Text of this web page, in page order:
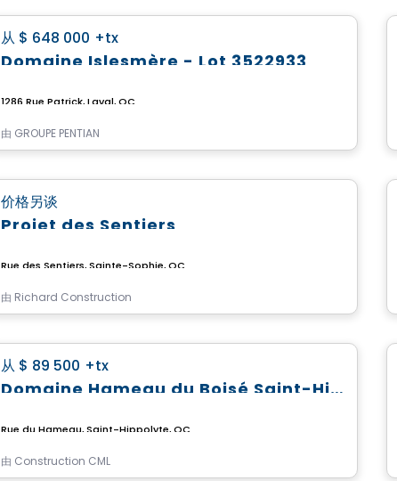
从 $ 648 000 +tx
Domaine Islesmère - Lot 3522933
1286 Rue Patrick, Laval, QC
由 GROUPE PENTIAN
土地
价格另谈
Projet des Sentiers
Rue des Sentiers, Sainte-Sophie, QC
由 Richard Construction
土地
从 $ 89 500 +tx
Domaine Hameau du Boisé Saint-Hippolyte
Rue du Hameau, Saint-Hippolyte, QC
由 Construction CML